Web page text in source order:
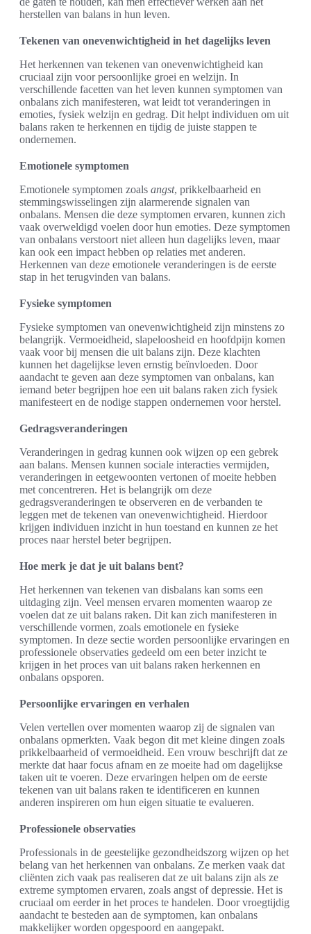
herstellen van balans in hun leven.
Tekenen van onevenwichtigheid in het dagelijks leven
Het herkennen van tekenen van onevenwichtigheid kan
cruciaal zijn voor persoonlijke groei en welzijn. In
verschillende facetten van het leven kunnen symptomen van
onbalans zich manifesteren, wat leidt tot veranderingen in
emoties, fysiek welzijn en gedrag. Dit helpt individuen om uit
balans raken te herkennen en tijdig de juiste stappen te
ondernemen.
Emotionele symptomen
Emotionele symptomen zoals angst, prikkelbaarheid en
stemmingswisselingen zijn alarmerende signalen van
onbalans. Mensen die deze symptomen ervaren, kunnen zich
vaak overweldigd voelen door hun emoties. Deze symptomen
van onbalans verstoort niet alleen hun dagelijks leven, maar
kan ook een impact hebben op relaties met anderen.
Herkennen van deze emotionele veranderingen is de eerste
stap in het terugvinden van balans.
Fysieke symptomen
Fysieke symptomen van onevenwichtigheid zijn minstens zo
belangrijk. Vermoeidheid, slapeloosheid en hoofdpijn komen
vaak voor bij mensen die uit balans zijn. Deze klachten
kunnen het dagelijkse leven ernstig beïnvloeden. Door
aandacht te geven aan deze symptomen van onbalans, kan
iemand beter begrijpen hoe een uit balans raken zich fysiek
manifesteert en de nodige stappen ondernemen voor herstel.
Gedragsveranderingen
Veranderingen in gedrag kunnen ook wijzen op een gebrek
aan balans. Mensen kunnen sociale interacties vermijden,
veranderingen in eetgewoonten vertonen of moeite hebben
met concentreren. Het is belangrijk om deze
gedragsveranderingen te observeren en de verbanden te
leggen met de tekenen van onevenwichtigheid. Hierdoor
krijgen individuen inzicht in hun toestand en kunnen ze het
proces naar herstel beter begrijpen.
Hoe merk je dat je uit balans bent?
Het herkennen van tekenen van disbalans kan soms een
uitdaging zijn. Veel mensen ervaren momenten waarop ze
voelen dat ze uit balans raken. Dit kan zich manifesteren in
verschillende vormen, zoals emotionele en fysieke
symptomen. In deze sectie worden persoonlijke ervaringen en
professionele observaties gedeeld om een beter inzicht te
krijgen in het proces van uit balans raken herkennen en
onbalans opsporen.
Persoonlijke ervaringen en verhalen
Velen vertellen over momenten waarop zij de signalen van
onbalans opmerkten. Vaak begon dit met kleine dingen zoals
prikkelbaarheid of vermoeidheid. Een vrouw beschrijft dat ze
merkte dat haar focus afnam en ze moeite had om dagelijkse
taken uit te voeren. Deze ervaringen helpen om de eerste
tekenen van uit balans raken te identificeren en kunnen
anderen inspireren om hun eigen situatie te evalueren.
Professionele observaties
Professionals in de geestelijke gezondheidszorg wijzen op het
belang van het herkennen van onbalans. Ze merken vaak dat
cliënten zich vaak pas realiseren dat ze uit balans zijn als ze
extreme symptomen ervaren, zoals angst of depressie. Het is
cruciaal om eerder in het proces te handelen. Door vroegtijdig
aandacht te besteden aan de symptomen, kan onbalans
makkelijker worden opgespoord en aangepakt.